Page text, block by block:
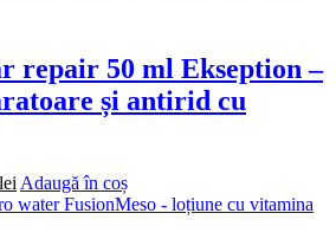
repair 50 ml Ekseption –
și antirid cu
lei Prețul
curent
Adaugă în coș